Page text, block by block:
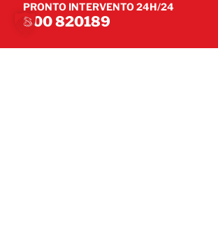
Allagamento
Calamità Naturali
Contaminazioni diverse
PRONTO INTERVENTO 24H/24
800 820189